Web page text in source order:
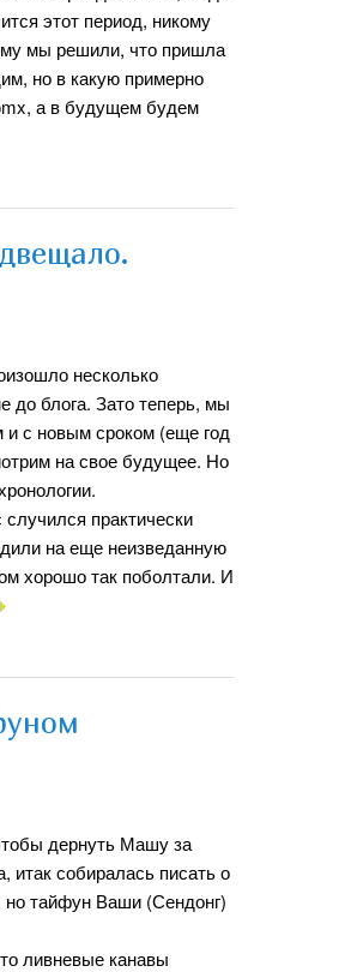
этот период, никому
мы решили, что пришла
но в какую примерно
а в будущем будем
несколько
до блога. Зато теперь, мы
и с новым сроком (еще год
на свое будущее. Но
практически
на еще неизведанную
хорошо так поболтали. И
дернуть Машу за
итак собиралась писать о
тайфун Ваши (Сендонг)
ливневые канавы